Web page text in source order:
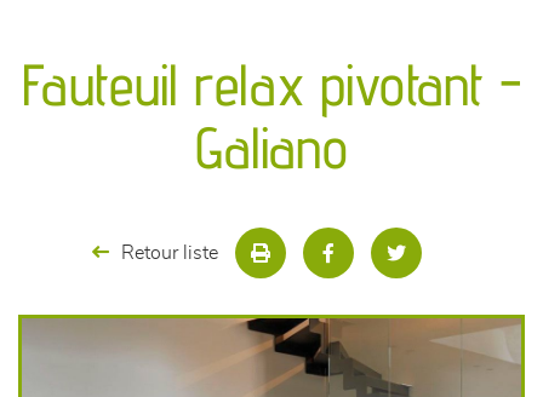
séjours
meubles de complément
Fauteuil relax pivotant -
Galiano
Retour liste